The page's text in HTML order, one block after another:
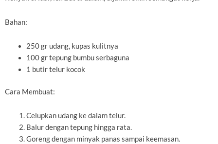
Bahan:
250 gr udang, kupas kulitnya
100 gr tepung bumbu serbaguna
1 butir telur kocok
Cara Membuat:
Celupkan udang ke dalam telur.
Balur dengan tepung hingga rata.
Goreng dengan minyak panas sampai keemasan.